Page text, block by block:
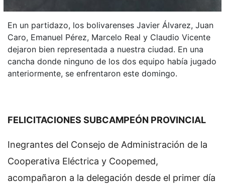
En un partidazo, los bolivarenses Javier Álvarez, Juan
Caro, Emanuel Pérez, Marcelo Real y Claudio Vicente
dejaron bien representada a nuestra ciudad. En una
cancha donde ninguno de los dos equipo había jugado
anteriormente, se enfrentaron este domingo.
FELICITACIONES SUBCAMPEÓN PROVINCIAL
Inegrantes del Consejo de Administración de la
Cooperativa Eléctrica y Coopemed,
acompañaron a la delegación desde el primer día